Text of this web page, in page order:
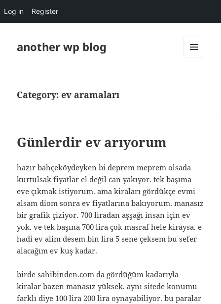
Log in Register
another wp blog
Category:ev aramaları
Günlerdir ev arıyorum
hazır bahçeköydeyken bi deprem meprem olsada
kurtulsak fiyatlar el değil can yakıyor. tek başıma
eve çıkmak istiyorum. ama kiraları gördükçe evmi
alsam diom sonra ev fiyatlarına bakıyorum. manasız
bir grafik çiziyor. 700 liradan aşşağı insan için ev
yok. ve tek başına 700 lira çok masraf hele kiraysa. e
hadi ev alim desem bin lira 5 sene çeksem bu sefer
alacağım ev kuş kadar.
birde sahibinden.com da gördüğüm kadarıyla
kiralar bazen manasız yüksek. aynı sitede konumu
farklı diye 100 lira 200 lira oynayabiliyor. bu paralar